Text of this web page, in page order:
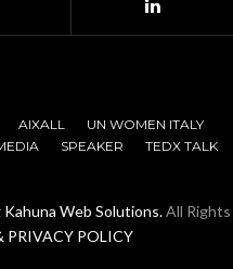
AIXALL
UN WOMEN ITALY
SPEAKER
TEDX TALK
Kahuna Web Solutions.All Rights
PRIVACY POLICY